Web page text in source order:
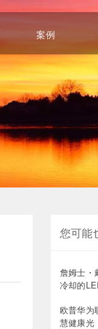
案例
您可能
詹姆士・
冷却的
欧普华为
慧健康光